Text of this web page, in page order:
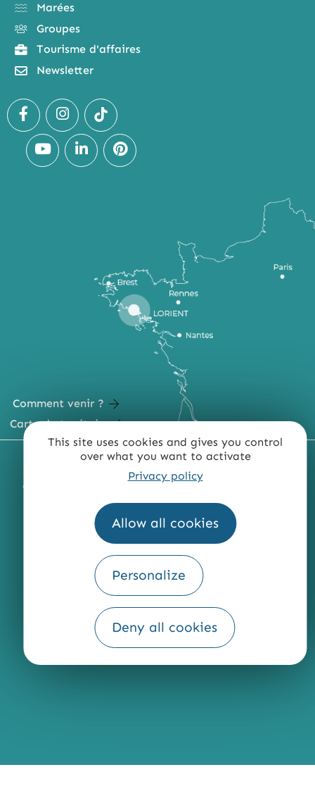
This site uses cookies and gives you control
over what you want to activate
Privacy policy
Allow all cookies
Personalize
Deny all cookies
Marées
Groupes
Tourisme d'affaires
Newsletter
Comment venir ?
Carte du territoire
MENTIONS LÉGALES PLAN DU SITE
ACCESSIBILITÉ : NON CONFORME
QUI SOMMES-NOUS ?